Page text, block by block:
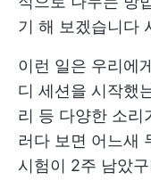
기 해 보겠습니다
이런 일은 우리에
디 세션을 시작했
리 등 다양한 소리
러다 보면 어느새
시험이 2주 남았